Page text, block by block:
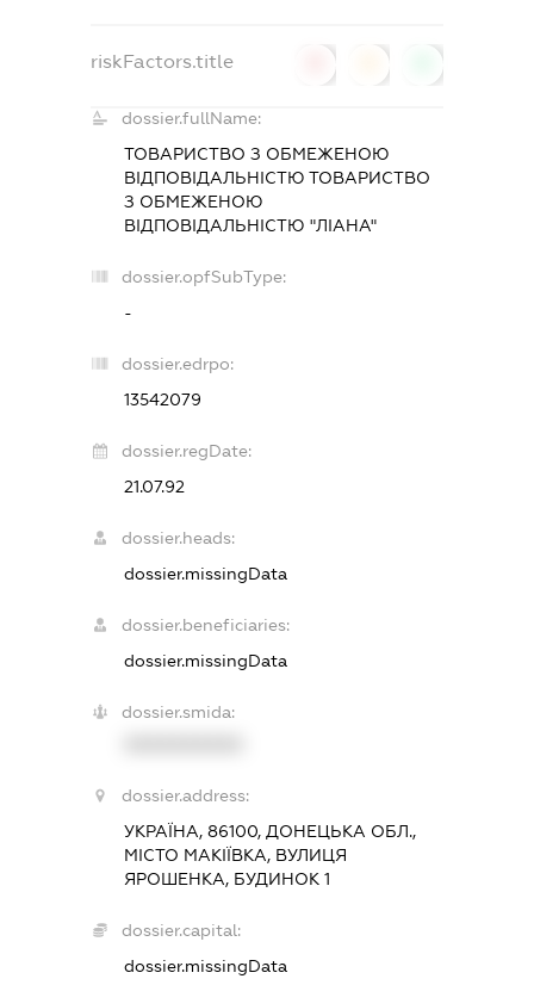
riskFactors.title
dossier.fullName:
ТОВАРИСТВО З ОБМЕЖЕНОЮ
ВІДПОВІДАЛЬНІСТЮ ТОВАРИСТВО
З ОБМЕЖЕНОЮ
ВІДПОВІДАЛЬНІСТЮ "ЛІАНА"
dossier.opfSubType:
-
dossier.edrpo:
13542079
dossier.regDate:
21.07.92
dossier.heads:
dossier.missingData
dossier.beneficiaries:
dossier.missingData
dossier.smida:
dossier.address:
УКРАЇНА, 86100, ДОНЕЦЬКА ОБЛ.,
МІСТО МАКІЇВКА, ВУЛИЦЯ
ЯРОШЕНКА, БУДИНОК 1
dossier.capital:
dossier.missingData